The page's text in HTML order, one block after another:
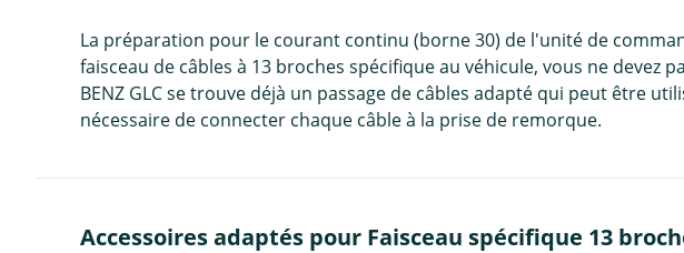
La préparation pour le courant continu (borne 30) de l'unité de
faisceau de câbles à 13 broches spécifique au véhicule, vous ne devez
BENZ GLC se trouve déjà un passage de câbles adapté qui peut être
nécessaire de connecter chaque câble à la prise de remorque.
Accessoires adaptés pour Faisceau spécifique 13